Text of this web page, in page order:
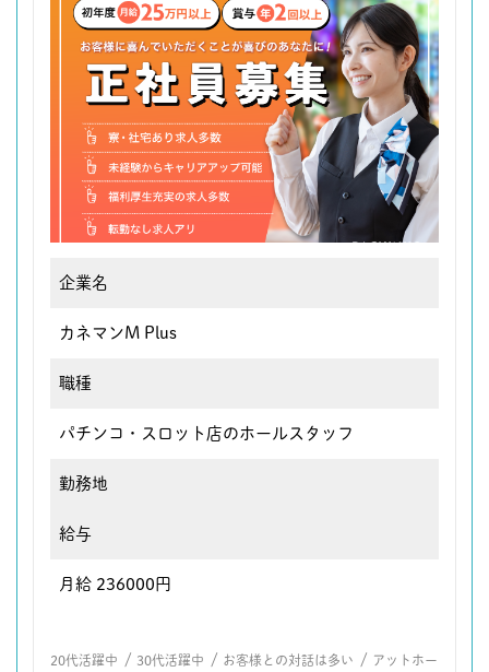
企業名
カネマンM Plus
職種
パチンコ・スロット店のホールスタッフ
勤務地
給与
月給 236000円
20代活躍中 / 30代活躍中 / お客様との対話は多い / アットホー